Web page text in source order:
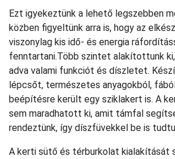
Ezt igyekeztünk a lehető legszebben
közben figyeltünk arra is, hogy az
viszonylag kis idő- és energia
fenntartani.Több szintet alakítottunk
adva valami funkciót és díszletet.
lépcsőt, természetes anyagokból,
beépítésre került egy sziklakert is. A
sem maradhatott ki, amit támfal
rendeztünk, így díszfüvekkel be is
A kerti sütő és térburkolat kialakítását